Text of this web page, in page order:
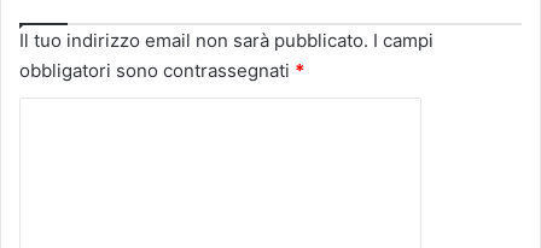
Il tuo indirizzo email non sarà pubblicato. I campi
obbligatori sono contrassegnati *